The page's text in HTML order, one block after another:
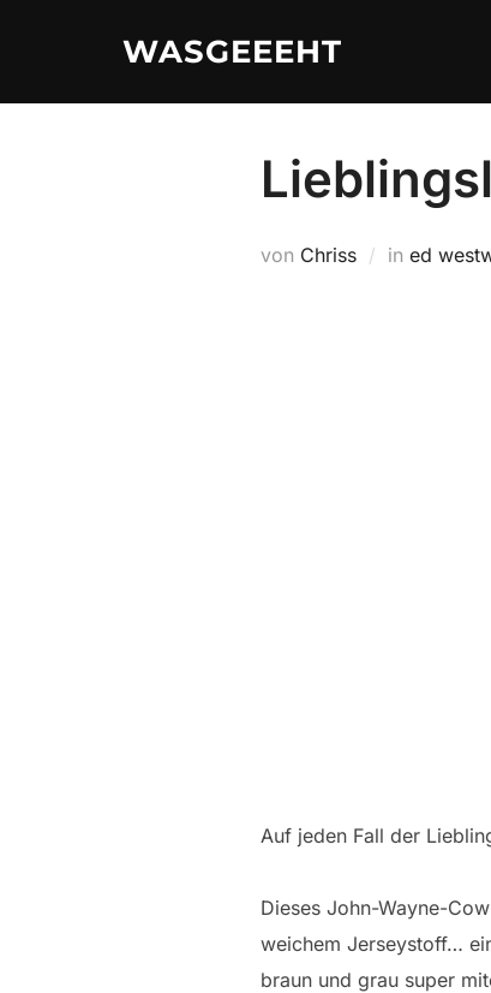
WASGEEEHT
von Chriss in ed
Auf jeden Fall der
Dieses John-Wayne-
weichem Jerseystoff…
braun und grau super